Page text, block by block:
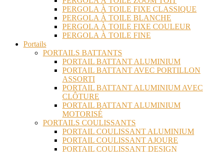
PERGOLA À TOILE FIXE CLASSIQUE
PERGOLA À TOILE BLANCHE
PERGOLA À TOILE FIXE COULEUR
PERGOLA À TOILE FINE
Portails
PORTAILS BATTANTS
PORTAIL BATTANT ALUMINIUM
PORTAIL BATTANT AVEC PORTILLON
ASSORTI
PORTAIL BATTANT ALUMINIUM AVEC
CLÔTURE
PORTAIL BATTANT ALUMINIUM
MOTORISÉ
PORTAILS COULISSANTS
PORTAIL COULISSANT ALUMINIUM
PORTAIL COULISSANT AJOURE
PORTAIL COULISSANT DESIGN